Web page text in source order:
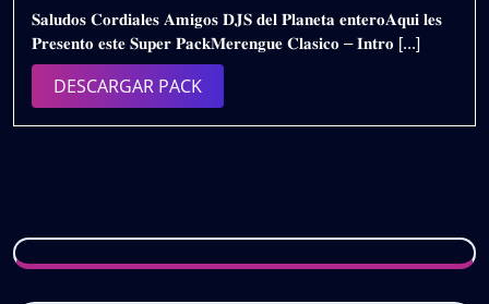
de
2024
–
𝗜𝗡𝗧𝗥𝗢
𝐒𝐚𝐥𝐮𝐝𝐨𝐬 𝐂𝐨𝐫𝐝𝐢𝐚𝐥𝐞𝐬 𝐀𝐦𝐢𝐠𝐨𝐬 𝐃𝐉𝐒 𝐝𝐞𝐥 𝐏𝐥𝐚𝐧𝐞𝐭𝐚 𝐞𝐧𝐭𝐞𝐫𝐨𝐀𝐪𝐮𝐢 𝐥𝐞𝐬
𝐏𝐫𝐞𝐬𝐞𝐧𝐭𝐨 𝐞𝐬𝐭𝐞 𝐒𝐮𝐩𝐞𝐫 𝐏𝐚𝐜𝐤𝐌𝐞𝐫𝐞𝐧𝐠𝐮𝐞 𝐂𝐥𝐚𝐬𝐢𝐜𝐨 – 𝐈𝐧𝐭𝐫𝐨 [...]
DESCARGAR PACKDESCARGAR
PACK